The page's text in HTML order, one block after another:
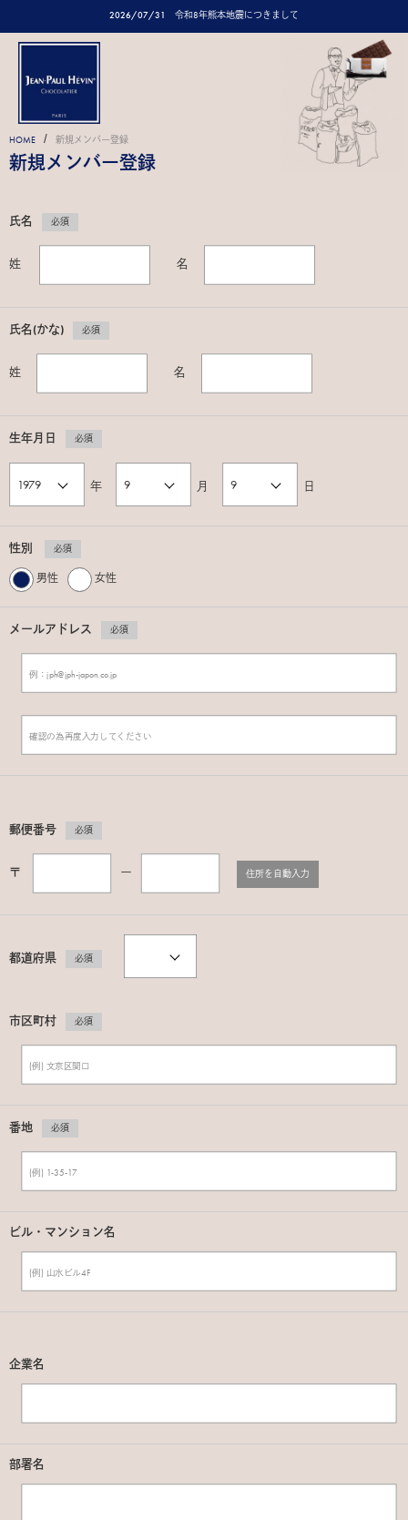
2026/07/31 令和8年熊本地震につきまして
HOME / 新規メンバー登録
新規メンバー登録
氏名 必須
姓 名
氏名(かな) 必須
姓 名
生年月日 必須
年 月 日
性別 必須
男性 女性
メールアドレス 必須
郵便番号 必須
〒 ー 住所を自動入力
都道府県 必須
市区町村 必須
番地 必須
ビル・マンション名
企業名
部署名